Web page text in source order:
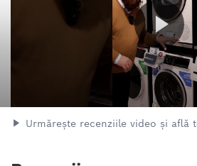
Urmărește recenziile video și află